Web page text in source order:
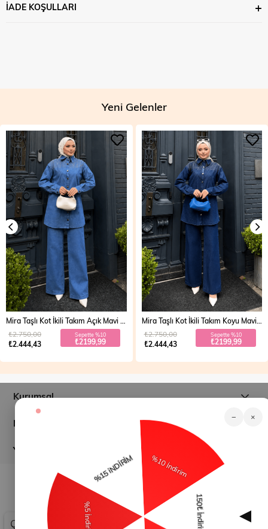
İADE KOŞULLARI
Yeni Gelenler
₺2.444,43
₺2.750,00 Sepette %10
₺2199,99
Mira Taşlı Kot İkili Takım Koyu Mavi 19286
₺2.444,43
₺2.750,00 Sepette %10
₺2199,99
Kurumsal
Müşteri İlişkileri
Yardım
modamihram.com - Tüm Hakları Saklıdır.
Çerez Kullanımı
− ×